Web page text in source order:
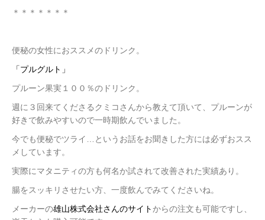
＊＊＊＊＊＊＊
便秘の女性におススメのドリンク。
「プルグルト」
プルーン果実１００％のドリンク。
週に３回来てくださるクミコさんから教えて頂いて、プルーンが
好きで飲みやすいので一時期飲んでいました。
今でも便秘でツライ…というお話をお聞きした方には必ずおスス
メしています。
実際にマタニティの方も何名か試されて改善された実績あり。
腸をスッキリさせたい方、一度飲んでみてくださいね。
メーカーの雄山株式会社さんのサイトからの注文も可能ですし、